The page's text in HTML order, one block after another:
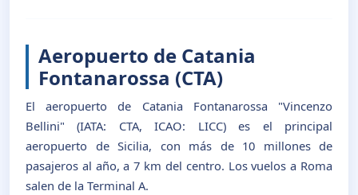
Aeropuerto de Catania
Fontanarossa (CTA)
El aeropuerto de Catania Fontanarossa "Vincenzo
Bellini" (IATA: CTA, ICAO: LICC) es el principal
aeropuerto de Sicilia, con más de 10 millones de
pasajeros al año, a 7 km del centro. Los vuelos a Roma
salen de la Terminal A.